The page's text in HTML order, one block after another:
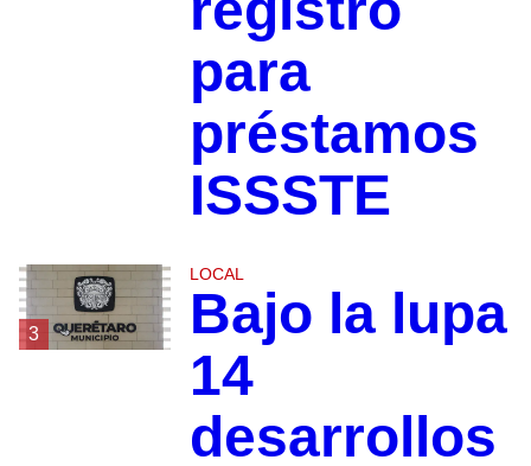
para
préstamos
ISSSTE
3
LOCAL
Bajo la lupa
14
desarrollos